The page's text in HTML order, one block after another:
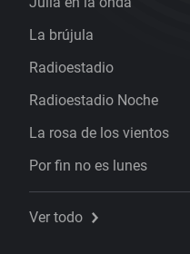
La brújula
Radioestadio
Radioestadio Noche
La rosa de los vientos
Por fin no es lunes
Ver todo